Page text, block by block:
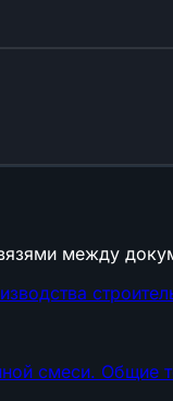
между
смеси. Общие